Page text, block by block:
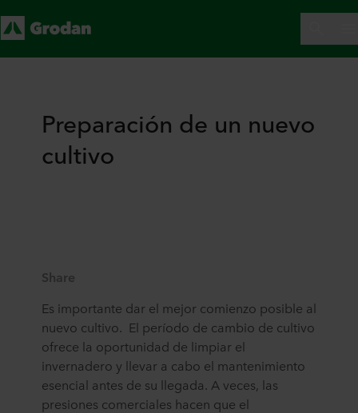
Preparación de un nuevo
cultivo
Share
Es importante dar el mejor comienzo posible al
nuevo cultivo. El período de cambio de cultivo
ofrece la oportunidad de limpiar el
invernadero y llevar a cabo el mantenimiento
esencial antes de su llegada. A veces, las
presiones comerciales hacen que el